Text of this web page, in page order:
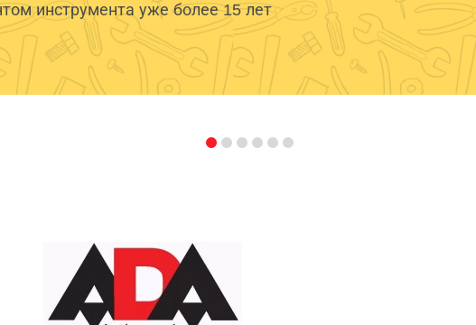
инструмента уже более 15 лет